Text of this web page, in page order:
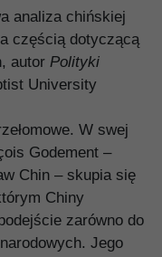
analiza chińskiej
częścią dotyczącą
autor Polityki
University
W swej
Godement –
Chin – skupia się
Chiny
zarówno do
Jego